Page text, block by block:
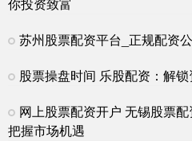
高的收益。但同时，配资炒股也伴
免息配资开户 2025-04-11
股票配资，是指投资者通过向配资公
从而提高投资收益的一种杠杆交易方
你投资致富
苏州股票配资平台_正规配资
股票操盘时间 乐股配资：解
网上股票配资开户 无锡股票
把握市场机遇